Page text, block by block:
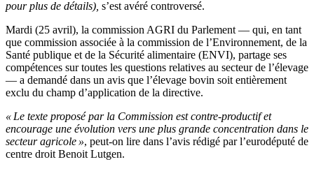
pour plus de détails), s’est avéré controversé.
Mardi (25 avril), la commission AGRI du Parlement — qui, en tant
que commission associée à la commission de l’Environnement, de la
Santé publique et de la Sécurité alimentaire (ENVI), partage ses
compétences sur toutes les questions relatives au secteur de l’élevage
— a demandé dans un avis que l’élevage bovin soit entièrement
exclu du champ d’application de la directive.
« Le texte proposé par la Commission est contre-productif et
encourage une évolution vers une plus grande concentration dans le
secteur agricole », peut-on lire dans l’avis rédigé par l’eurodéputé de
centre droit Benoit Lutgen.